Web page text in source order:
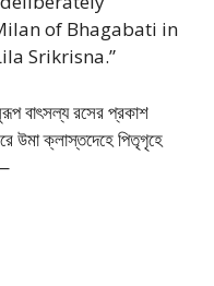
of Bhagabati in
Srikrisna.”
বাৎসল্য রসের প্রকাশ
উমা ক্লাস্তদেহে পিতৃগৃহে